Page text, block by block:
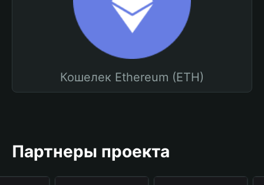
Кошелек Ethereum (ETH)
Партнеры проекта